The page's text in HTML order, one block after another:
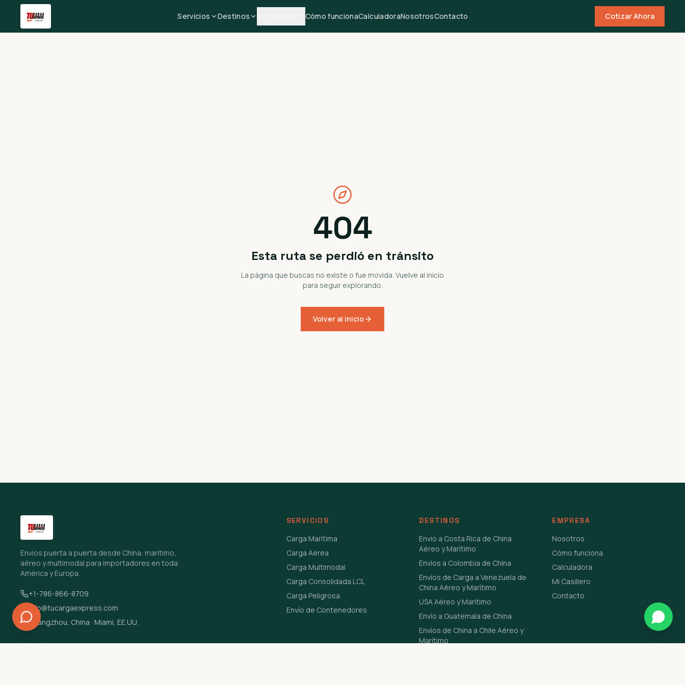
Servicios Destinos Cómo funcionaCalculadoraNosotrosContacto Cotizar Ahora
404
Esta ruta se perdió en tránsito
La página que buscas no existe o fue movida. Vuelve al inicio
para seguir explorando.
Volver al inicio
Envíos puerta a puerta desde China: marítimo,
aéreo y multimodal para importadores en toda
América y Europa.
+1-786-866-8709
info@tucargaexpress.com
Guangzhou, China · Miami, EE.UU.
SERVICIOS
Carga Marítima
Carga Aérea
Carga Multimodal
Carga Consolidada LCL
Carga Peligrosa
Envío de Contenedores
DESTINOS
Envío a Costa Rica de China
Aéreo y Marítimo
Envíos a Colombia de China
Envíos de Carga a Venezuela de
China Aéreo y Marítimo
USA Aéreo y Marítimo
Envío a Guatemala de China
Envíos de China a Chile Aéreo y
Marítimo
EMPRESA
Nosotros
Cómo funciona
Calculadora
Mi Casillero
Contacto